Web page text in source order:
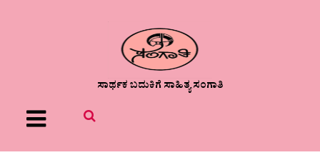
ಸಾರ್ಥಕ ಬದುಕಿಗೆ ಸಾಹಿತ್ಯ ಸಂಗಾತಿ
Menu